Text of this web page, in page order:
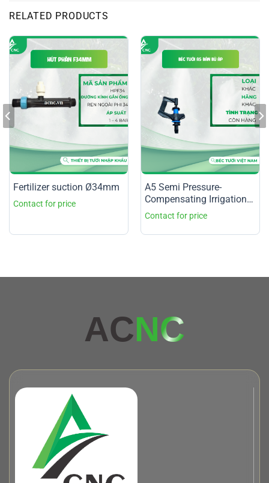
RELATED PRODUCTS
Fertilizer suction Ø34mm
A5 Semi Pressure-
Compensating Irrigation
Nozzle
ACNC